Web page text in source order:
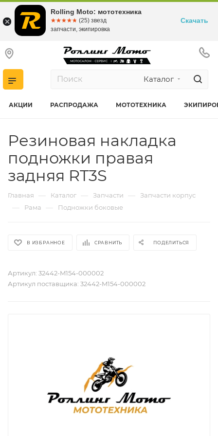
Каталог
АКЦИИ РАСПРОДАЖА МОТОТЕХНИКА
Резиновая накладка
подножки правая
задняя RT3S
Главная — Каталог — Запчасти — Запчасти корпус
— Рама — Подножки боковые
В ИЗБРАННОЕ СРАВНИТЬ ПОДЕЛИТЬСЯ
Артикул: 32442-M154-000002
Артикул поставщика: 32442-M154-000002
Rolling Moto: мототехника
☆☆☆☆☆
★★★★★ (25) звезд
запчасти, экипировка
Скачать